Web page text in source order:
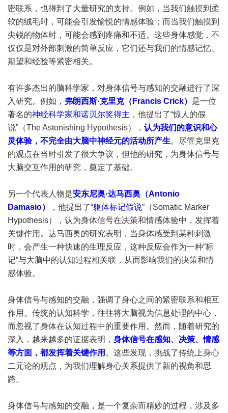
密联系，也得到了大量研究的支持。例如，当我们触摸到柔
软的绒毛时，可能会引发愉悦的情感体验；而当我们触摸到
尖锐的物体时，可能会感到疼痛和不适。这些身体感觉，不
仅仅是对外部刺激的简单反应，它们还与我们的情感记忆、
期望和经验等紧密相关。
有许多杰出的脑科学家，对身体信号与感知的交融进行了深
入研究。例如， 弗朗西斯·克里克（Francis Crick） 是一位
著名的神经科学家和诺贝尔奖得主 ，他提出了“惊人的假
说”（The Astonishing Hypothesis）， 认为我们的意识和心
灵体验，不完全由大脑中神经元的活动所产生。尽管克里克
的观点在当时引发了很大争议，但他的研究，为身体信号与
大脑交互作用的研究，奠定了基础。
另一个代表人物是安东尼奥·达马西奥（Antonio
Damasio）
，他提出了“躯体标记假说”（Somatic Marker
Hypothesis），认为身体信号在决策和情感体验中，发挥着
关键作用。达马西奥的研究表明，当身体感受到某种刺激
时，会产生一种快速的生理反应，这种反应会作为一种“标
记”与大脑中的认知过程相关联，从而影响我们的决策和情
感体验。
身体信号与感知的交融，强调了身心之间的紧密联系和相互
作用。传统的认知科学，往往将大脑视为信息处理的中心，
而忽视了身体在认知过程中的重要作用。然而，随着研究的
深入，越来越多的证据表明， 身体信号在感知、决策、情感
等方面，都发挥着关键作用 。这些发现，挑战了传统上身心
二元论的观点，为我们理解身心关系提供了新的视角和思
路。
身体信号与感知的交融，是一个复杂而精妙的过程，涉及多